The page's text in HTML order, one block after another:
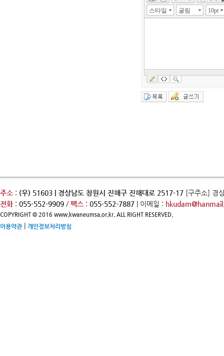
스타일 굴림 10pt
주소 : (우) 51603 | 경상남도 창원시 진해구 진해대로 2517-17 [구주소] 경
전화 : 055-552-9909 / 팩스 : 055-552-7887 | 이메일 :
COPYRIGHT © 2016 www.kwaneumsa.or.kr. ALL RIGHT RESERVED.
이용약관| 개인정보처리방침